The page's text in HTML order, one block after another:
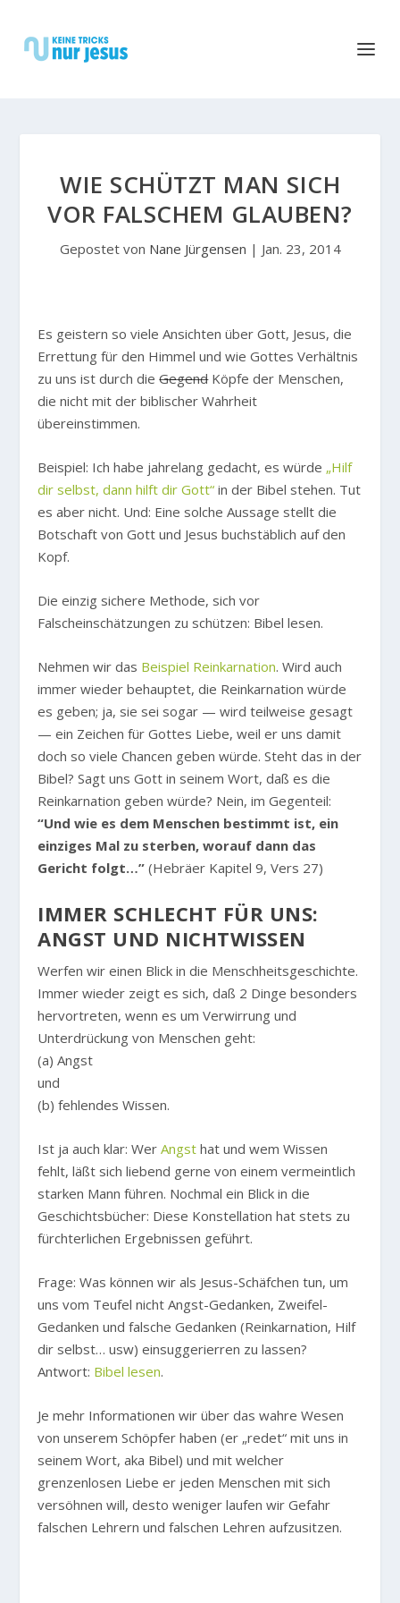
WIE SCHÜTZT MAN SICH
VOR FALSCHEM GLAUBEN?
Gepostet von Nane Jürgensen | Jan. 23, 2014
Es geistern so viele Ansichten über Gott, Jesus, die
Errettung für den Himmel und wie Gottes Verhältnis
zu uns ist durch dieGegendKöpfe der Menschen,
die nicht mit der biblischer Wahrheit
übereinstimmen.
Beispiel: Ich habe jahrelang gedacht, es würde „Hilf
dir selbst, dann hilft dir Gott“ in der Bibel stehen. Tut
es aber nicht. Und: Eine solche Aussage stellt die
Botschaft von Gott und Jesus buchstäblich auf den
Kopf.
Die einzig sichere Methode, sich vor
Falscheinschätzungen zu schützen: Bibel lesen.
Nehmen wir das Beispiel Reinkarnation. Wird auch
immer wieder behauptet, die Reinkarnation würde
es geben; ja, sie sei sogar — wird teilweise gesagt
— ein Zeichen für Gottes Liebe, weil er uns damit
doch so viele Chancen geben würde. Steht das in der
Bibel? Sagt uns Gott in seinem Wort, daß es die
Reinkarnation geben würde? Nein, im Gegenteil:
“Und wie es dem Menschen bestimmt ist, ein
einziges Mal zu sterben, worauf dann das
Gericht folgt…” (Hebräer Kapitel 9, Vers 27)
IMMER SCHLECHT FÜR UNS:
ANGST UND NICHTWISSEN
Werfen wir einen Blick in die Menschheitsgeschichte.
Immer wieder zeigt es sich, daß 2 Dinge besonders
hervortreten, wenn es um Verwirrung und
Unterdrückung von Menschen geht:
(a) Angst
und
(b) fehlendes Wissen.
Ist ja auch klar: WerAngst hat und wem Wissen
fehlt, läßt sich liebend gerne von einem vermeintlich
starken Mann führen. Nochmal ein Blick in die
Geschichtsbücher: Diese Konstellation hat stets zu
fürchterlichen Ergebnissen geführt.
Frage: Was können wir als Jesus-Schäfchen tun, um
uns vom Teufel nicht Angst-Gedanken, Zweifel-
Gedanken und falsche Gedanken (Reinkarnation, Hilf
dir selbst… usw) einsuggerierren zu lassen?
Antwort: Bibel lesen.
Je mehr Informationen wir über das wahre Wesen
von unserem Schöpfer haben (er „redet“ mit uns in
seinem Wort, aka Bibel) und mit welcher
grenzenlosen Liebe er jeden Menschen mit sich
versöhnen will, desto weniger laufen wir Gefahr
falschen Lehrern und falschen Lehren aufzusitzen.